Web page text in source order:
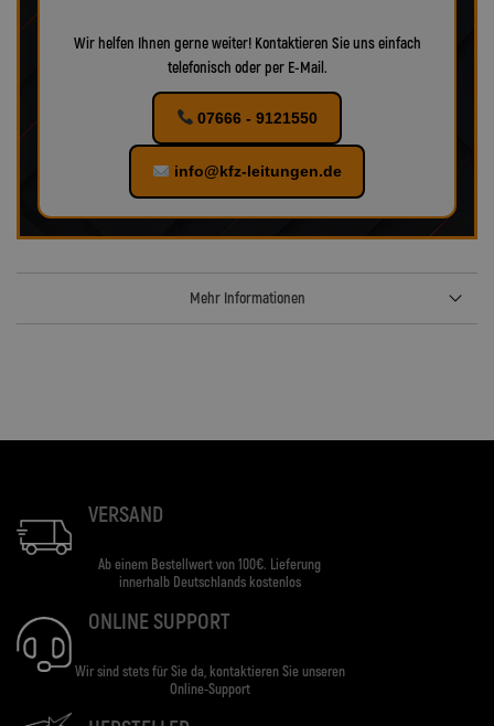
Wir helfen Ihnen gerne weiter! Kontaktieren Sie uns einfach
telefonisch oder per E-Mail.
07666 - 9121550
info@kfz-leitungen.de
Mehr Informationen
VERSAND
Ab einem Bestellwert von 100€. Lieferung
innerhalb Deutschlands kostenlos
ONLINE SUPPORT
Wir sind stets für Sie da, kontaktieren Sie unseren
Online-Support